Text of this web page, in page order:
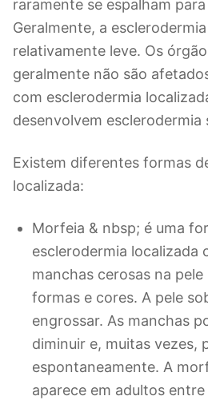
raramente se espalham
Geralmente, a
relativamente leve. Os
geralmente não são
com esclerodermia
desenvolvem esclerodermia
Existem diferentes formas
localizada:
Morfeia & nbsp; é uma
esclerodermia localizada
manchas cerosas na
formas e cores. A pele
engrossar. As manchas
diminuir e, muitas vezes,
espontaneamente. A
aparece em adultos